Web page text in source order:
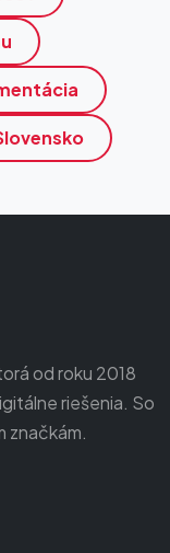
od roku 2018
riešenia. So
značkám.